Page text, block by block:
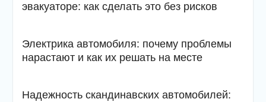
эвакуаторе: как сделать это без рисков
Электрика автомобиля: почему проблемы
нарастают и как их решать на месте
Надежность скандинавских автомобилей: